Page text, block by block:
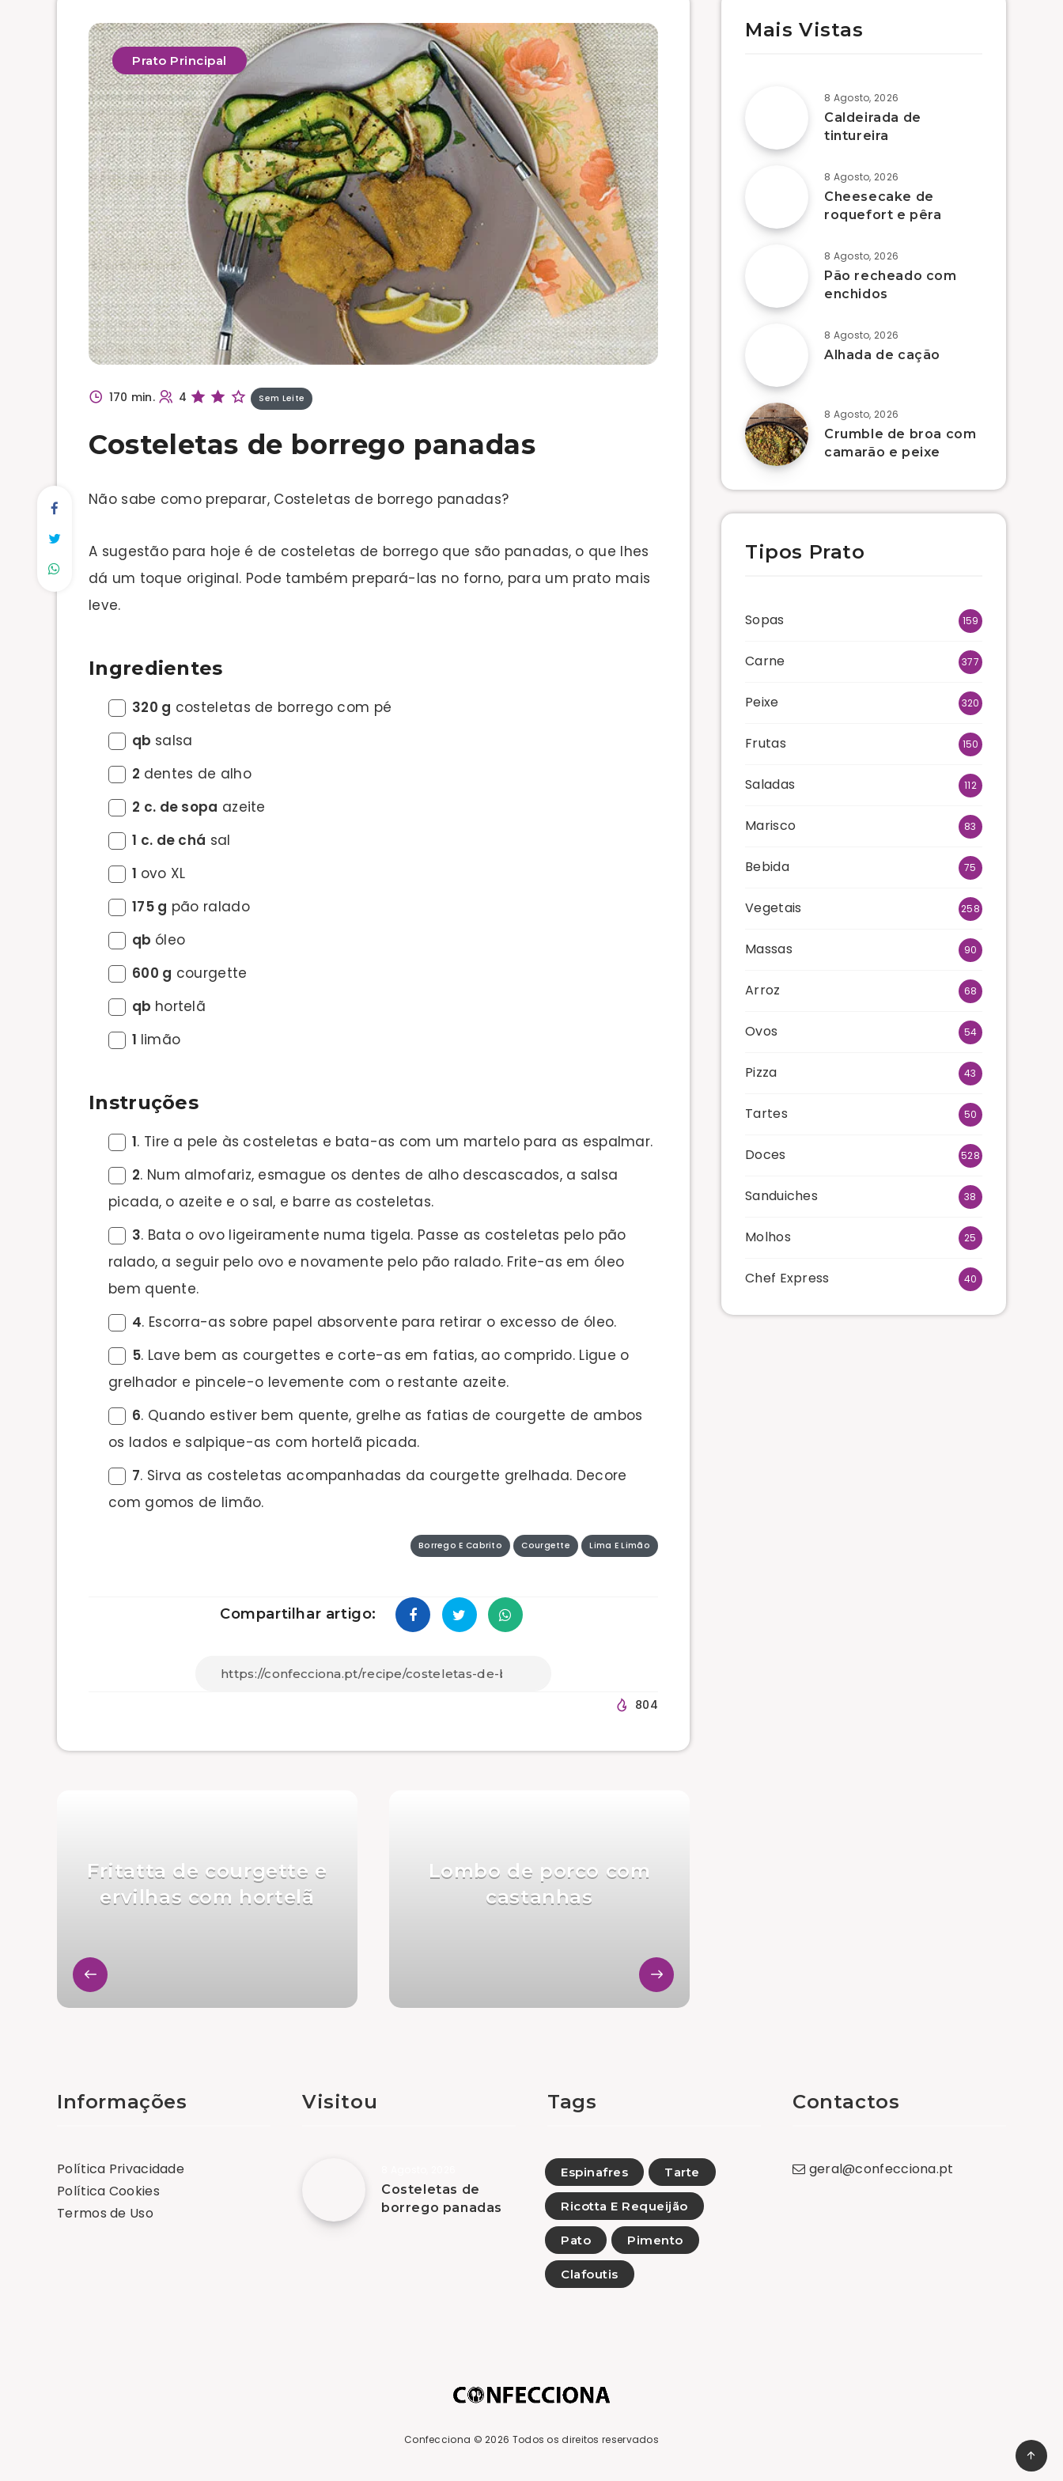
Prato Principal
170 min. 4 Sem Leite
Costeletas de borrego panadas
Não sabe como preparar, Costeletas de borrego panadas?
A sugestão para hoje é de costeletas de borrego que são panadas, o que lhes
dá um toque original. Pode também prepará-las no forno, para um prato mais
leve.
Ingredientes
320 g costeletas de borrego com pé
qb salsa
2 dentes de alho
2 c. de sopa azeite
1 c. de chá sal
1 ovo XL
175 g pão ralado
qb óleo
600 g courgette
qb hortelã
1 limão
Instruções
1. Tire a pele às costeletas e bata-as com um martelo para as espalmar.
2. Num almofariz, esmague os dentes de alho descascados, a salsa
picada, o azeite e o sal, e barre as costeletas.
3. Bata o ovo ligeiramente numa tigela. Passe as costeletas pelo pão
ralado, a seguir pelo ovo e novamente pelo pão ralado. Frite-as em óleo
bem quente.
4. Escorra-as sobre papel absorvente para retirar o excesso de óleo.
5. Lave bem as courgettes e corte-as em fatias, ao comprido. Ligue o
grelhador e pincele-o levemente com o restante azeite.
6. Quando estiver bem quente, grelhe as fatias de courgette de ambos
os lados e salpique-as com hortelã picada.
7. Sirva as costeletas acompanhadas da courgette grelhada. Decore
com gomos de limão.
Borrego E Cabrito Courgette Lima E Limão
Compartilhar artigo:
804
Lombo de porco com
castanhas
Fritatta de courgette e
ervilhas com hortelã
Mais Vistas
8 Agosto, 2026
Caldeirada de
tintureira
8 Agosto, 2026
Cheesecake de
roquefort e pêra
8 Agosto, 2026
Pão recheado com
enchidos
8 Agosto, 2026
Alhada de cação
8 Agosto, 2026
Crumble de broa com
camarão e peixe
Tipos Prato
Sopas 159
Carne 377
Peixe 320
Frutas 150
Saladas 112
Marisco 83
Bebida 75
Vegetais 258
Massas 90
Arroz 68
Ovos 54
Pizza 43
Tartes 50
Doces 528
Sanduiches 38
Molhos 25
Chef Express 40
Informações
Política Privacidade
Política Cookies
Termos de Uso
Visitou
Costeletas de
borrego panadas
Tags
Espinafres Tarte
Ricotta E Requeijão
Pato Pimento
Clafoutis
Contactos
geral@confecciona.pt
Confecciona © 2026 Todos os direitos reservados